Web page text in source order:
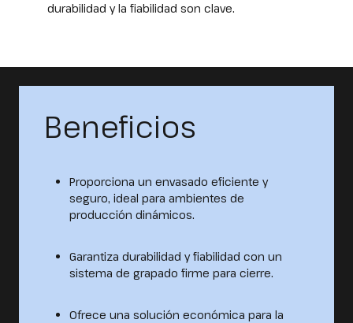
durabilidad y la fiabilidad son clave.
Beneficios
Proporciona un envasado eficiente y
seguro, ideal para ambientes de
producción dinámicos.
Garantiza durabilidad y fiabilidad con un
sistema de grapado firme para cierre.
Ofrece una solución económica para la